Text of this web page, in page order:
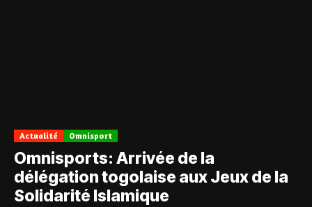
Actualité Omnisport
Omnisports: Arrivée de la
délégation togolaise aux Jeux de la
Solidarité Islamique